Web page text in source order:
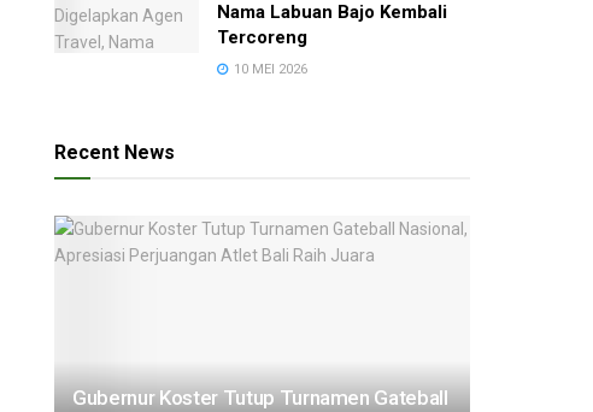
Nama Labuan Bajo Kembali
Tercoreng
10 MEI 2026
Recent News
Gubernur Koster Tutup Turnamen Gateball